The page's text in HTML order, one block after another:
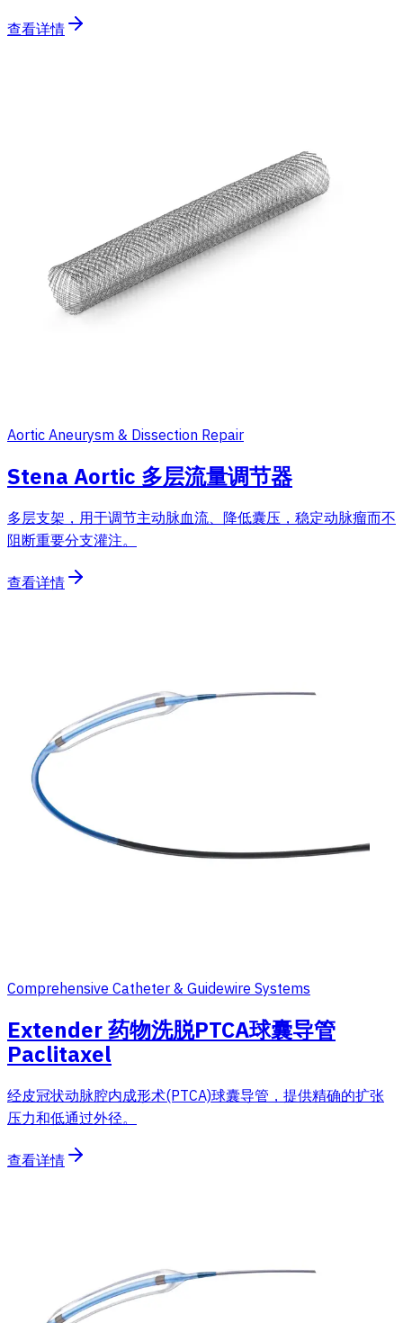
查看详情
Aortic Aneurysm & Dissection Repair
Stena Aortic 多层流量调节器
多层支架，用于调节主动脉血流、降低囊压，稳定动脉瘤而不
阻断重要分支灌注。
查看详情
Comprehensive Catheter & Guidewire Systems
Extender 药物洗脱PTCA球囊导管
Paclitaxel
经皮冠状动脉腔内成形术(PTCA)球囊导管，提供精确的扩张
压力和低通过外径。
查看详情